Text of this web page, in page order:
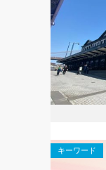
キーワード